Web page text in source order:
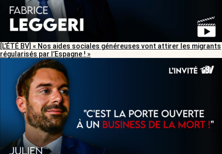
[L’ÉTÉ BV] « Nos aides sociales généreuses vont attirer les migrants
régularisés par l’Espagne ! »